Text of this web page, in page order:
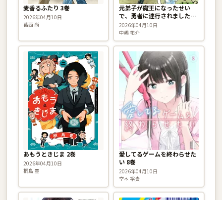
麦香るふたり 3巻
2026年04月10日
葛西 尚
元弟子が魔王になったせい
で、勇者に連行されました。
1巻
2026年04月10日
中嶋 祐介
あもうときじま 2巻
2026年04月10日
桐島 豊
愛してるゲームを終わらせた
い 8巻
2026年04月10日
堂本 裕貴